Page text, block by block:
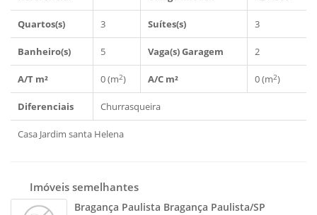
Quartos(s) 3 Suítes(s) 3
Banheiro(s) 5 Vaga(s) Garagem 2
A/T m² 0 (m2) A/C m² 0 (m2)
Diferenciais Churrasqueira
Casa Jardim santa Helena
Imóveis semelhantes
Bragança Paulista Bragança Paulista/SP